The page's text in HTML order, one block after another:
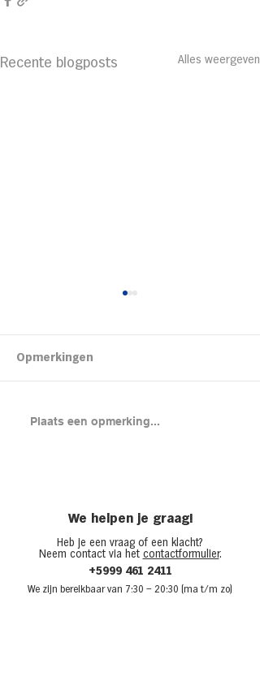
Recente blogposts Alles weergeven
Kipsalon
Opmerkingen
Plaats een opmerking...
We helpen je graag!
Heb je een vraag of een klacht?
Neem contact via het contactformulier.
+5999 461 2411
We zijn bereikbaar van 7:30 – 20:30 (ma t/m zo)